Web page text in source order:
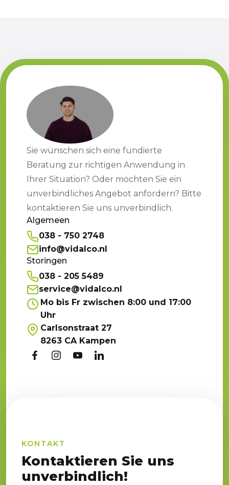
Sie wünschen sich eine fundierte
Beratung zur richtigen Anwendung in
Ihrer Situation? Oder möchten Sie ein
unverbindliches Angebot anfordern? Bitte
kontaktieren Sie uns unverbindlich.
Algemeen
038 - 750 2748
info@vidalco.nl
Storingen
038 - 205 5489
service@vidalco.nl
Mo bis Fr zwischen 8:00 und 17:00
Uhr
Carlsonstraat 27
8263 CA Kampen
KONTAKT
Kontaktieren Sie uns
unverbindlich!